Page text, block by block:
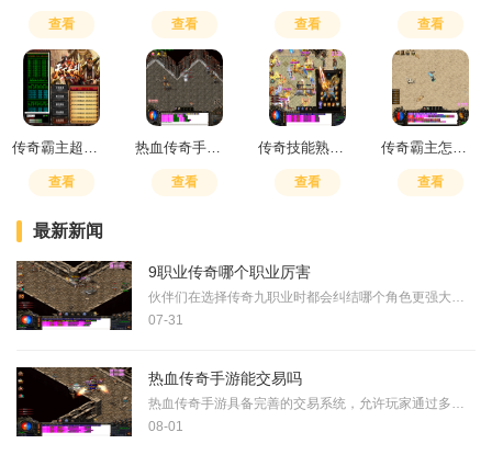
查看 查看 查看 查看
传奇霸主超级练功点
查看
热血传奇手游赚钱吗安全吗
查看
传奇技能熟练度怎么改
查看
传奇霸主怎么加点
查看
最新新闻
9职业传奇哪个职业厉害
伙伴们在选择传奇九职业时都会纠结哪个角色更强大，实际上每个职业都有自己独特的优势，朋友们需要根据自身的游戏风格和喜好来做决定，战士作为近战物理攻击职业拥有强大的防
07-31
热血传奇手游能交易吗
热血传奇手游具备完善的交易系统，允许玩家通过多种方式进行虚拟物品的交换。游戏内交易主要分为交易行和面对面交易两种形式，其中面对面交易需要玩家角色达到特定等级才能开
08-01